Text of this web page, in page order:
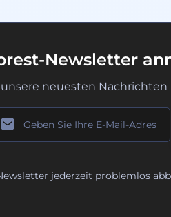
Newsletter
unsere neuesten
jederzeit problemlos